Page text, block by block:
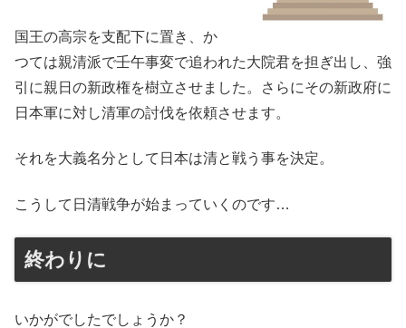
国王の高宗を支配下に置き、か
つては親清派で壬午事変で追われた大院君を担ぎ出し、強
引に親日の新政権を樹立させました。さらにその新政府に
日本軍に対し清軍の討伐を依頼させます。
それを大義名分として日本は清と戦う事を決定。
こうして日清戦争が始まっていくのです…
終わりに
いかがでしたでしょうか？